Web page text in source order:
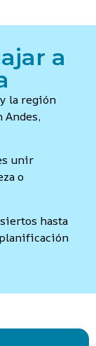
a
la región
Andes,
unir
o
hasta